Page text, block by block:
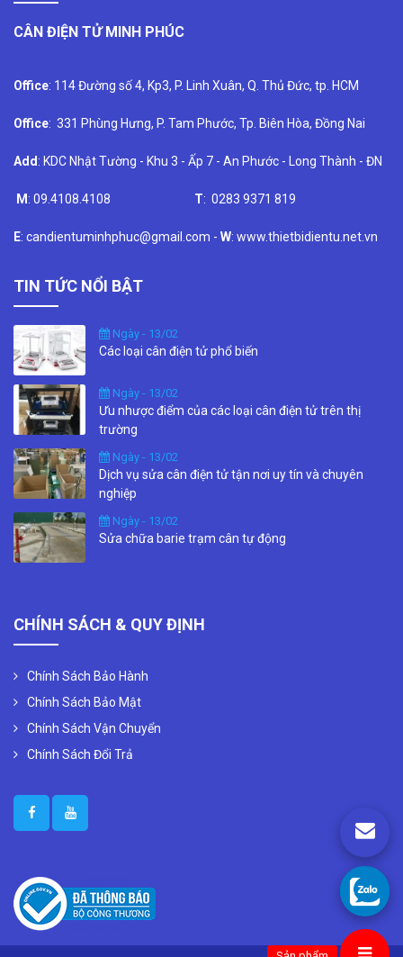
CÂN ĐIỆN TỬ MINH PHÚC
Office: 114 Đường số 4, Kp3, P. Linh Xuân, Q. Thủ Đức, tp. HCM
Office: 331 Phùng Hưng, P. Tam Phước, Tp. Biên Hòa, Đồng Nai
Add : KDC Nhật Tường - Khu 3 - Ấp 7 - An Phước - Long Thành - ĐN
M : 09.4108.4108 T: 0283 9371 819
E: candientuminhphuc@gmail.com - W: www.thietbidientu.net.vn
TIN TỨC NỔI BẬT
Ngày - 13/02
Các loại cân điện tử phổ biến
Ngày - 13/02
Ưu nhược điểm của các loại cân điện tử trên thị
trường
Ngày - 13/02
Dịch vụ sửa cân điện tử tận nơi uy tín và chuyên
nghiệp
Ngày - 13/02
Sửa chữa barie trạm cân tự động
CHÍNH SÁCH & QUY ĐỊNH
Chính Sách Bảo Hành
Chính Sách Bảo Mật
Chính Sách Vận Chuyển
Chính Sách Đổi Trả